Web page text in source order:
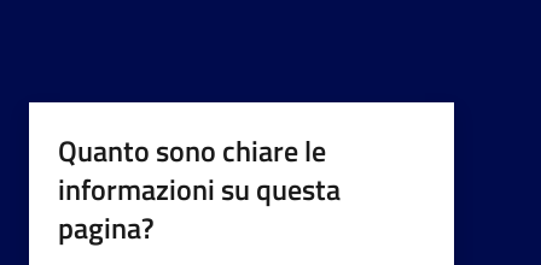
Quanto sono chiare le
informazioni su questa
pagina?